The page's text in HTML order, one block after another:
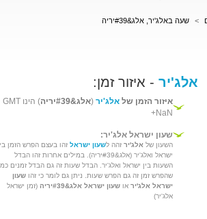
> שעה באלג'יר, אלג&#39יריה
אלג'יר - איזור זמן:
איזור הזמן של אלג'יר (אלג&#39יריה
) הינו GMT
+NaN
שעון ישראל אלג'יר:
השעון של אלג'יר זהה לשעון ישראל זהו בעצם הפרש הזמן
ישראל ואלג'יר (אלג&#39יריה). במילים אחרות זהו הבדל
השעות בין ישראל ואלג'יר. הבדל שעות זה גם הבדל זמנים
שהפרש זמן זה גם הפרש שעות. ניתן גם לומר כי זהו שעון
ישראל אלג'יר או שעון ישראל אלג&#39יריה
(זמן ישראל
אלג'יר)